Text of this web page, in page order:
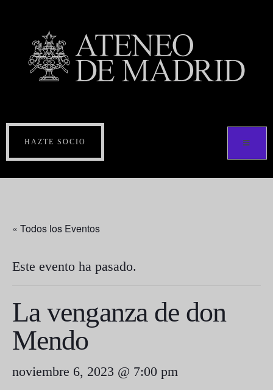
HAZTE SOCIO
« Todos los Eventos
Este evento ha pasado.
La venganza de don
Mendo
noviembre 6, 2023 @ 7:00 pm